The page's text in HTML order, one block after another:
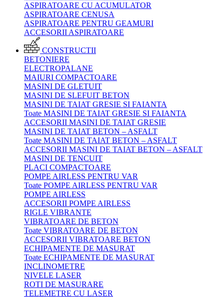
ASPIRATOARE CU ACUMULATOR
ASPIRATOARE CENUSA
ASPIRATOARE PENTRU GEAMURI
ACCESORII ASPIRATOARE
CONSTRUCTII
BETONIERE
ELECTROPALANE
MAIURI COMPACTOARE
MASINI DE GLETUIT
MASINI DE SLEFUIT BETON
MASINI DE TAIAT GRESIE SI FAIANTA
Toate MASINI DE TAIAT GRESIE SI FAIANTA
ACCESORII MASINI DE TAIAT GRESIE
MASINI DE TAIAT BETON – ASFALT
Toate MASINI DE TAIAT BETON – ASFALT
ACCESORII MASINI DE TAIAT BETON – ASFALT
MASINI DE TENCUIT
PLACI COMPACTOARE
POMPE AIRLESS PENTRU VAR
Toate POMPE AIRLESS PENTRU VAR
POMPE AIRLESS
ACCESORII POMPE AIRLESS
RIGLE VIBRANTE
VIBRATOARE DE BETON
Toate VIBRATOARE DE BETON
ACCESORII VIBRATOARE BETON
ECHIPAMENTE DE MASURAT
Toate ECHIPAMENTE DE MASURAT
INCLINOMETRE
NIVELE LASER
ROTI DE MASURARE
TELEMETRE CU LASER